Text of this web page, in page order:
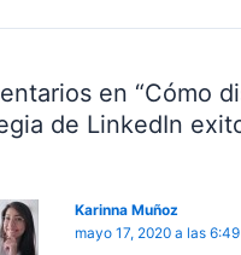
en “Cómo
de LinkedIn
Karinna Muñoz
mayo 17, 2020 a las